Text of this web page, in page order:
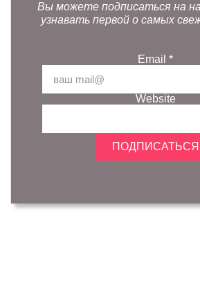
Вы можете подписаться на
узнавать первой о самых
Email *
Website
ПОДПИСАТЬСЯ